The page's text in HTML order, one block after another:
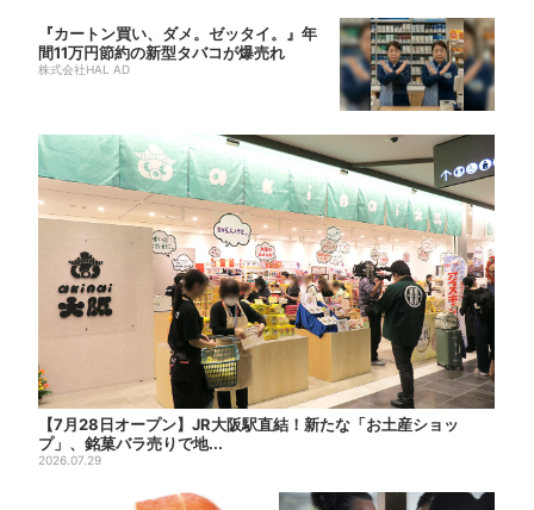
『カートン買い、ダメ。ゼッタイ。』年
間11万円節約の新型タバコが爆売れ
株式会社HAL AD
【7月28日オープン】JR大阪駅直結！新たな「お土産ショッ
プ」、銘菓バラ売りで地...
2026.07.29